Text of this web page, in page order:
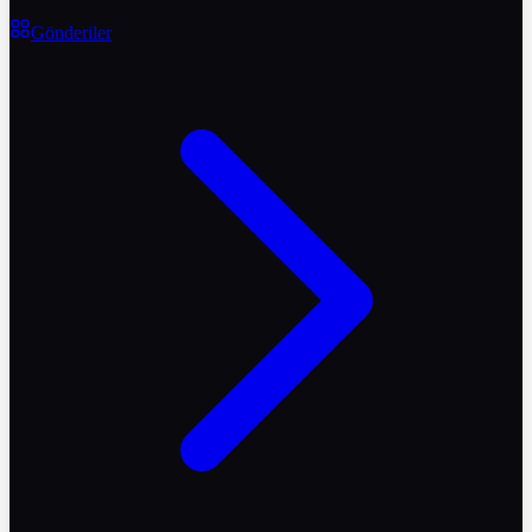
Gönderiler